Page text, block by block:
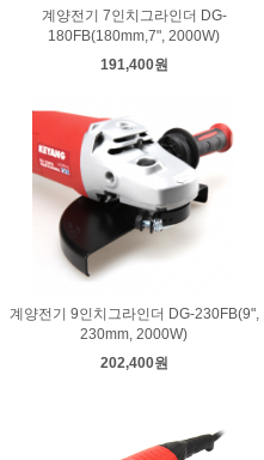
계양전기 7인치그라인더 DG-
180FB(180mm,7", 2000W)
191,400원
계양전기 9인치그라인더 DG-230FB(9",
230mm, 2000W)
202,400원